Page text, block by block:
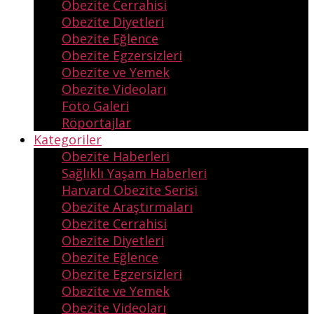
Obezite Cerrahisi
Obezite Diyetleri
Obezite Eğlence
Obezite Egzersizleri
Obezite ve Yemek
Obezite Videoları
Foto Galeri
Röportajlar
Kategoriler
Obezite Haberleri
Sağlıklı Yaşam Haberleri
Harvard Obezite Serisi
Obezite Araştırmaları
Obezite Cerrahisi
Obezite Diyetleri
Obezite Eğlence
Obezite Egzersizleri
Obezite ve Yemek
Obezite Videoları